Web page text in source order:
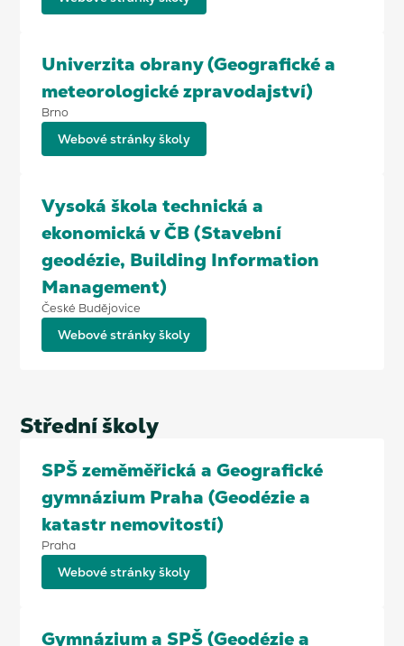
Univerzita obrany (Geografické a
meteorologické zpravodajství)
Brno
Webové stránky školy
Vysoká škola technická a
ekonomická v ČB (Stavební
geodézie, Building Information
Management)
České Budějovice
Webové stránky školy
Střední školy
SPŠ zeměměřická a Geografické
gymnázium Praha (Geodézie a
katastr nemovitostí)
Praha
Webové stránky školy
Gymnázium a SPŠ (Geodézie a